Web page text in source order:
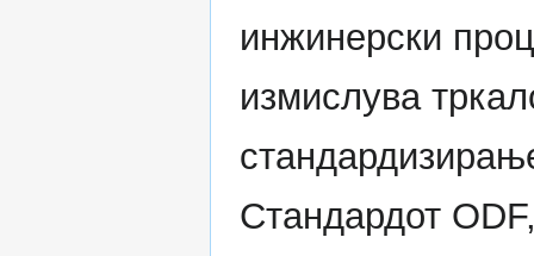
инжинерски
измислува
Стандардот